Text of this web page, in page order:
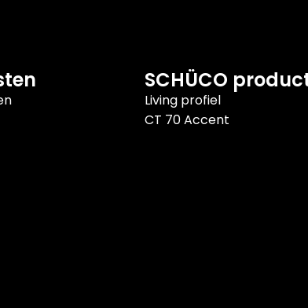
SCHÜCO
Living profiel
CT 70 Accent